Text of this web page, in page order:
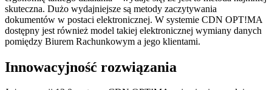
skuteczna. Dużo wydajniejsze są metody zaczytywania
dokumentów w postaci elektronicznej. W systemie CDN OPT!MA
dostępny jest również model takiej elektronicznej wymiany danych
pomiędzy Biurem Rachunkowym a jego klientami.
Innowacyjność rozwiązania